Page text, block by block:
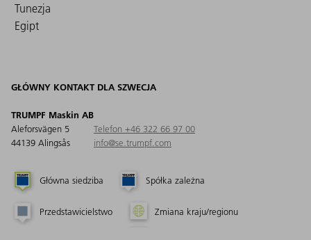
Tunezja
Egipt
GŁÓWNY KONTAKT DLA SZWECJA
TRUMPF Maskin AB
Aleforsvägen 5
44139 Alingsås
Telefon +46 322 66 97 00
info@se.trumpf.com
Główna siedziba Spółka zależna
Przedstawicielstwo Zmiana kraju/regionu